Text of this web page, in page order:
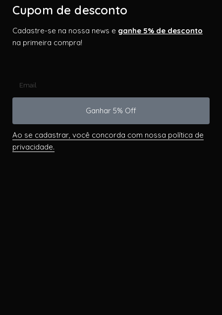
Cupom de desconto
Cadastre-se na nossa news e ganhe 5% de desconto
na primeira compra!
Ganhar 5% Off
Ao se cadastrar, você concorda com nossa política de
privacidade.